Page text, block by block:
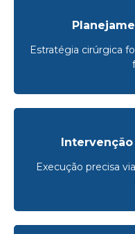
Estratégia cirúrgica
Execução precisa